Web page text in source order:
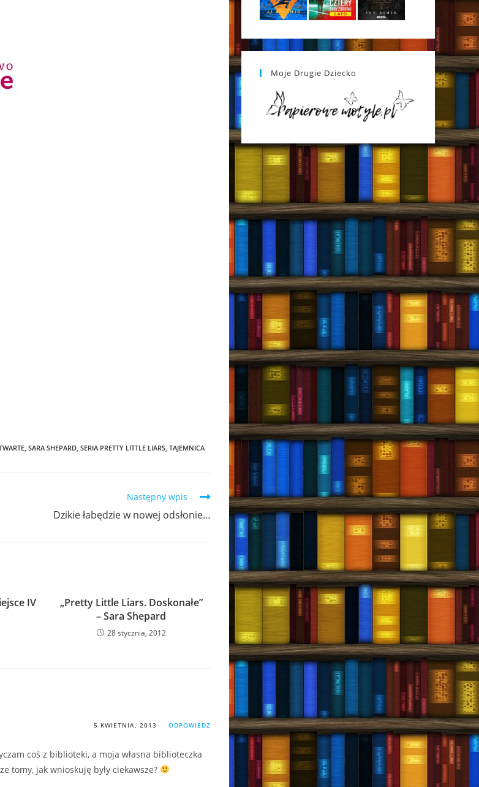
, SARA SHEPARD, SERIA PRETTY LITTLE LIARS, TAJEMNICA
Następny wpis
Dzikie łabędzie w nowej odsłonie…
IV
„Pretty Little Liars. Doskonałe”
– Sara Shepard
28 stycznia, 2012
5 KWIETNIA, 2013 ODPOWIEDZ
coś z biblioteki, a moja własna biblioteczka
tomy, jak wnioskuję były ciekawsze?
Moje Drugie Dziecko